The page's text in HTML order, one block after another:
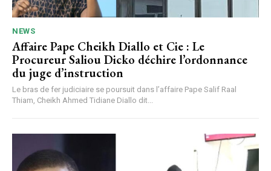
NEWS
Affaire Pape Cheikh Diallo et Cie : Le
Procureur Saliou Dicko déchire l’ordonnance
du juge d’instruction
Le bras de fer judiciaire se poursuit dans l’affaire Pape Salif Raal
Thiam, Cheikh Ahmed Tidiane Diallo dit...